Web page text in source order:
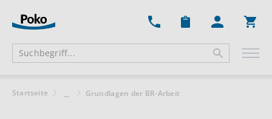
Startseite ... Grundlagen der BR-Arbeit